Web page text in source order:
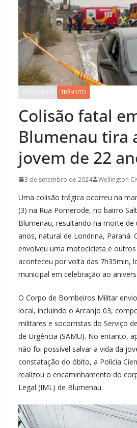
DESTAQUES TRÂNSITO
Colisão fatal
Blumenau tira
jovem de 22
3 de setembro de 2024 Wellington
Uma colisão trágica ocorreu na
(3) na Rua Pomerode, no bairro
Blumenau, resultando na morte
anos, natural de Londrina, Paraná.
envolveu uma motocicleta e
aconteceu por volta das 7h35min,
municipal em celebração ao
O Corpo de Bombeiros Militar
local, incluindo o Arcanjo 03,
militares e socorristas do Serviço
de Urgência (SAMU). No entanto,
não foi possível salvar a vida da
constatação do óbito, a Polícia
realizou o encaminhamento do
Legal (IML) de Blumenau.